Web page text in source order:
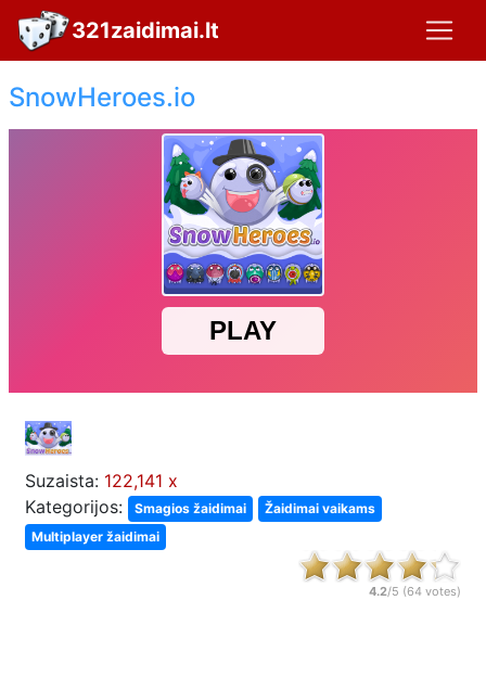
321zaidimai.lt
SnowHeroes.io
Suzaista: 122,141 x
Kategorijos:
Smagios žaidimai
Žaidimai vaikams
Multiplayer žaidimai
4.2/5 (64 votes)